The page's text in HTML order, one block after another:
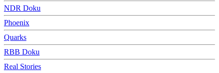
NDR Doku
Phoenix
Quarks
RBB Doku
Real Stories